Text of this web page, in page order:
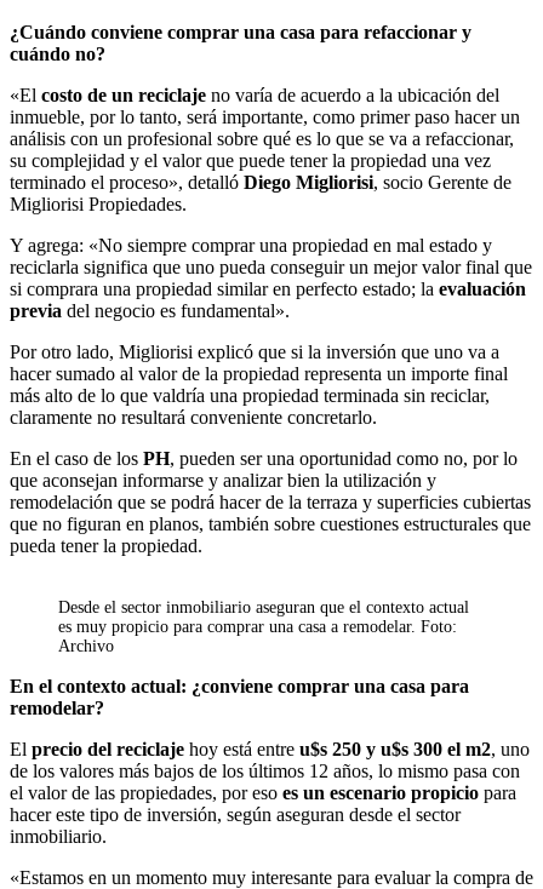
¿Cuándo conviene comprar una casa para refaccionar y
cuándo no?
«El costo de un reciclaje no varía de acuerdo a la ubicación del
inmueble, por lo tanto, será importante, como primer paso hacer un
análisis con un profesional sobre qué es lo que se va a refaccionar,
su complejidad y el valor que puede tener la propiedad una vez
terminado el proceso», detalló Diego Migliorisi, socio Gerente de
Migliorisi Propiedades.
Y agrega: «No siempre comprar una propiedad en mal estado y
reciclarla significa que uno pueda conseguir un mejor valor final que
si comprara una propiedad similar en perfecto estado; la evaluación
previa del negocio es fundamental».
Por otro lado, Migliorisi explicó que si la inversión que uno va a
hacer sumado al valor de la propiedad representa un importe final
más alto de lo que valdría una propiedad terminada sin reciclar,
claramente no resultará conveniente concretarlo.
En el caso de los PH, pueden ser una oportunidad como no, por lo
que aconsejan informarse y analizar bien la utilización y
remodelación que se podrá hacer de la terraza y superficies cubiertas
que no figuran en planos, también sobre cuestiones estructurales que
pueda tener la propiedad.
Desde el sector inmobiliario aseguran que el contexto actual
es muy propicio para comprar una casa a remodelar. Foto:
Archivo
En el contexto actual: ¿conviene comprar una casa para
remodelar?
El precio del reciclaje hoy está entre u$s 250 y u$s 300 el m2, uno
de los valores más bajos de los últimos 12 años, lo mismo pasa con
el valor de las propiedades, por eso es un escenario propicio para
hacer este tipo de inversión, según aseguran desde el sector
inmobiliario.
«Estamos en un momento muy interesante para evaluar la compra de